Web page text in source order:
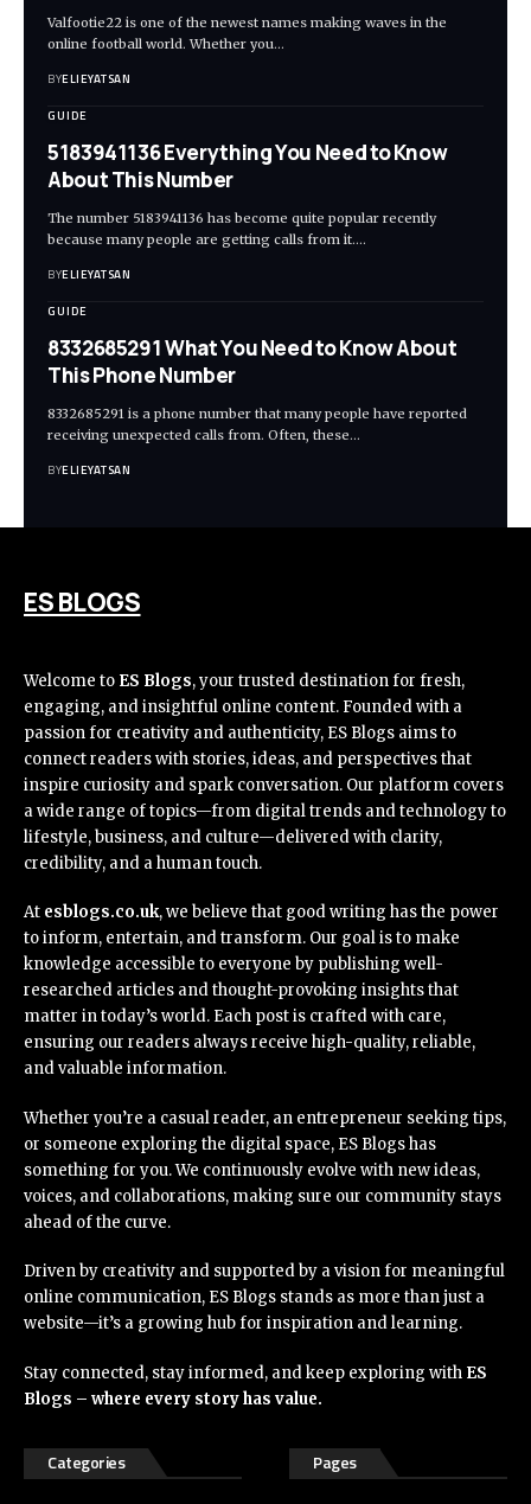
Valfootie22 is one of the newest names making waves in the
online football world. Whether you…
BYELIEYATSAN
GUIDE
5183941136 Everything You Need to Know
About This Number
The number 5183941136 has become quite popular recently
because many people are getting calls from it.…
BYELIEYATSAN
GUIDE
8332685291 What You Need to Know About
This Phone Number
8332685291 is a phone number that many people have reported
receiving unexpected calls from. Often, these…
BYELIEYATSAN
ES BLOGS
Welcome to ES Blogs, your trusted destination for fresh,
engaging, and insightful online content. Founded with a
passion for creativity and authenticity, ES Blogs aims to
connect readers with stories, ideas, and perspectives that
inspire curiosity and spark conversation. Our platform covers
a wide range of topics—from digital trends and technology to
lifestyle, business, and culture—delivered with clarity,
credibility, and a human touch.
At esblogs.co.uk, we believe that good writing has the power
to inform, entertain, and transform. Our goal is to make
knowledge accessible to everyone by publishing well-
researched articles and thought-provoking insights that
matter in today’s world. Each post is crafted with care,
ensuring our readers always receive high-quality, reliable,
and valuable information.
Whether you’re a casual reader, an entrepreneur seeking tips,
or someone exploring the digital space, ES Blogs has
something for you. We continuously evolve with new ideas,
voices, and collaborations, making sure our community stays
ahead of the curve.
Driven by creativity and supported by a vision for meaningful
online communication, ES Blogs stands as more than just a
website—it’s a growing hub for inspiration and learning.
Stay connected, stay informed, and keep exploring with ES
Blogs – where every story has value.
Categories Pages